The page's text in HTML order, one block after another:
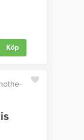
Köp